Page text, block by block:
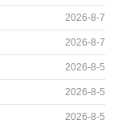
2026-8-7
2026-8-7
2026-8-5
2026-8-5
2026-8-5